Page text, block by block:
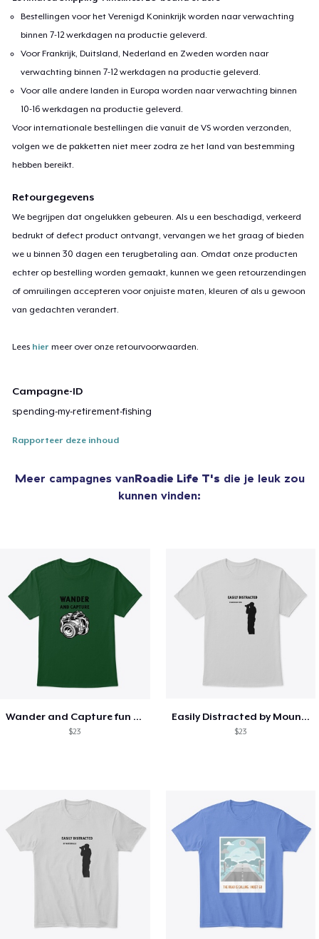
Bestellingen voor het Verenigd Koninkrijk worden naar verwachting
binnen 7-12 werkdagen na productie geleverd.
Voor Frankrijk, Duitsland, Nederland en Zweden worden naar
verwachting binnen 7-12 werkdagen na productie geleverd.
Voor alle andere landen in Europa worden naar verwachting binnen
10-16 werkdagen na productie geleverd.
Voor internationale bestellingen die vanuit de VS worden verzonden,
volgen we de pakketten niet meer zodra ze het land van bestemming
hebben bereikt.
Retourgegevens
We begrijpen dat ongelukken gebeuren. Als u een beschadigd, verkeerd
bedrukt of defect product ontvangt, vervangen we het graag of bieden
we u binnen 30 dagen een terugbetaling aan. Omdat onze producten
echter op bestelling worden gemaakt, kunnen we geen retourzendingen
of omruilingen accepteren voor onjuiste maten, kleuren of als u gewoon
van gedachten verandert.
Lees hier meer over onze retourvoorwaarden.
Campagne-ID
spending-my-retirement-fishing
Rapporteer deze inhoud
Meer campagnes vanRoadie Life T's die je leuk zou
kunnen vinden:
Wander and Capture fun photography
$23
Easily Distracted by Mountain Views
$23